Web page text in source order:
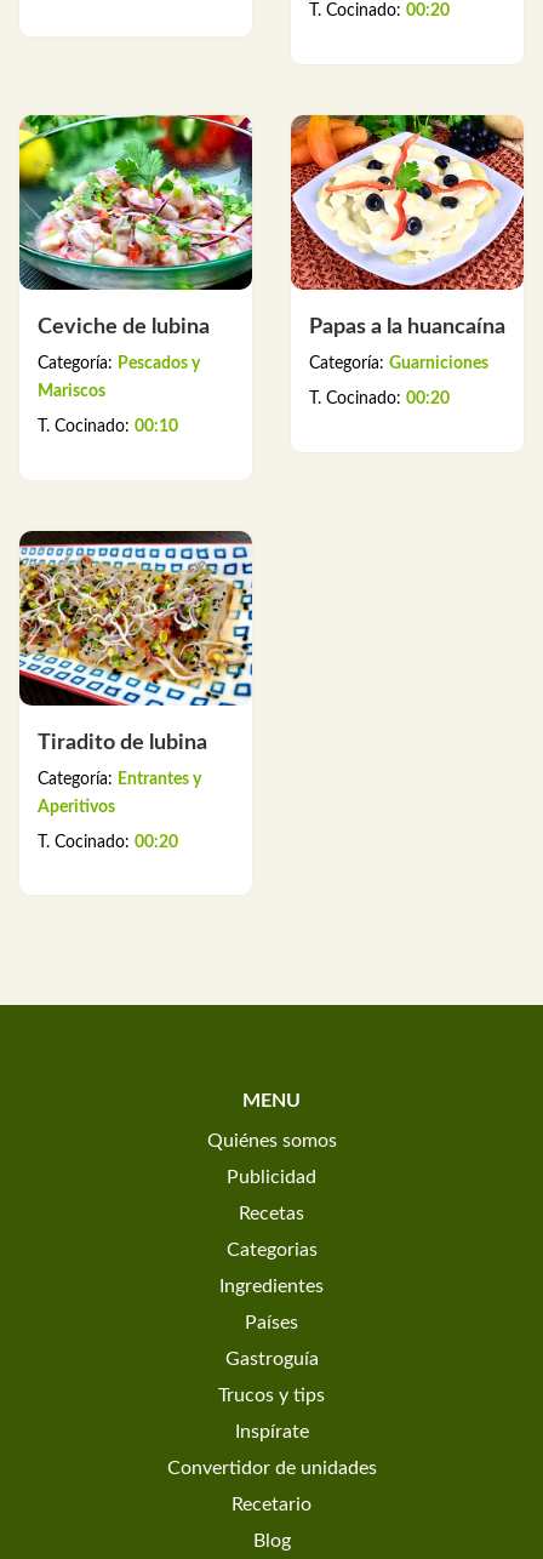
T. Cocinado: 00:20
Ceviche de lubina
Categoría: Pescados y
Mariscos
T. Cocinado: 00:10
Papas a la huancaína
Categoría: Guarniciones
T. Cocinado: 00:20
Tiradito de lubina
Categoría: Entrantes y
Aperitivos
T. Cocinado: 00:20
MENU
Quiénes somos
Publicidad
Recetas
Categorias
Ingredientes
Países
Gastroguía
Trucos y tips
Inspírate
Convertidor de unidades
Recetario
Blog